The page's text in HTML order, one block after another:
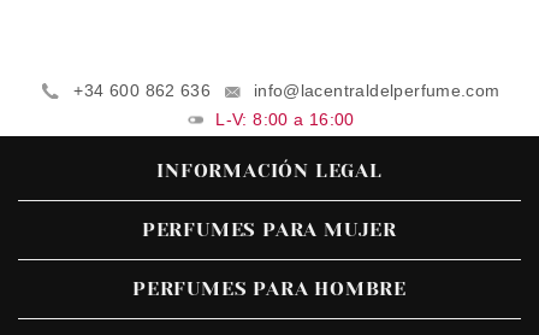
+34 600 862 636
info@lacentraldelperfume.com
L-V: 8:00 a 16:00
INFORMACIÓN LEGAL
PERFUMES PARA MUJER
PERFUMES PARA HOMBRE